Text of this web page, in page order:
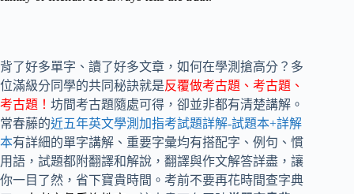
背了好多單字、讀了好多文章，如何在學測搶高分？多
位滿級分同學的共同秘訣就是反覆做考古題、考古題、
考古題！ 坊間考古題隨處可得，卻並非都有清楚講解。
常春藤的近五年英文學測加指考試題詳解-試題本+詳解
本有詳細的單字講解、重要字彙均有搭配字、例句、慣
用語，試題都附翻譯和解說，翻譯與作文解答詳盡，讓
你一目了然，省下寶貴時間。考前不要再花時間查字典